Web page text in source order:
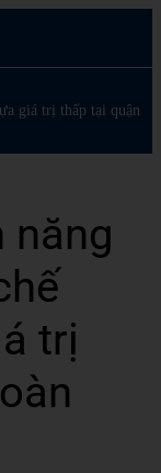
giá trị thấp tại quận
năng
trị